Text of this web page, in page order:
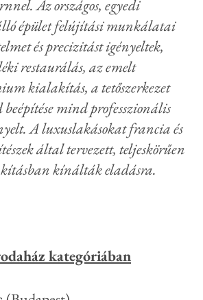
Az országos, egyedi
épület felújítási munkálatai
és precizitást igényeltek,
restaurálás, az emelt
kialakítás, a tetőszerkezet
mind professzionális
A luxuslakásokat francia és
által tervezett, teljeskörűen
kínálták eladásra.
kategóriában